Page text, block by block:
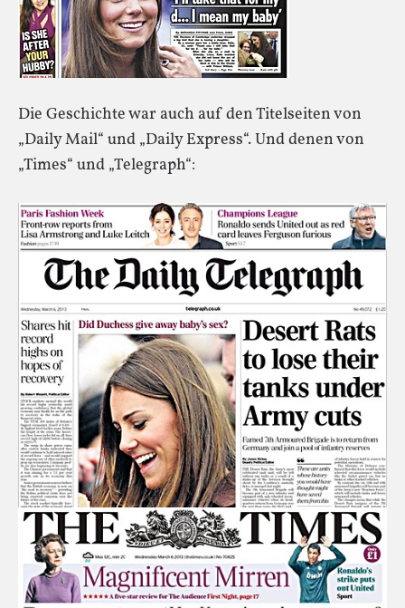
Die Geschichte war auch auf den Titelseiten von
„Daily Mail“ und „Daily Express“. Und denen von
„Times“ und „Telegraph“: